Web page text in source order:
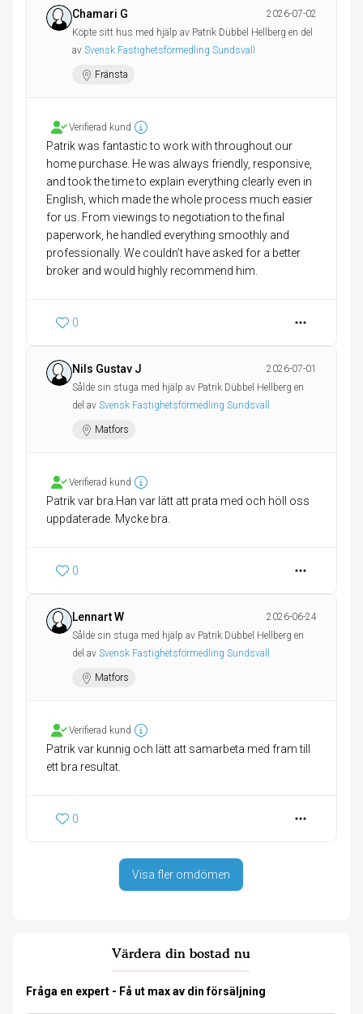
Chamari G
2026-07-02
Köpte sitt hus med hjälp av Patrik Dübbel Hellberg en del
av Svensk Fastighetsförmedling Sundsvall
Fränsta
Verifierad kund
Patrik was fantastic to work with throughout our
home purchase. He was always friendly, responsive,
and took the time to explain everything clearly even in
English, which made the whole process much easier
for us. From viewings to negotiation to the final
paperwork, he handled everything smoothly and
professionally. We couldn’t have asked for a better
broker and would highly recommend him.
0
Nils Gustav J
2026-07-01
Sålde sin stuga med hjälp av Patrik Dübbel Hellberg en
del av Svensk Fastighetsförmedling Sundsvall
Matfors
Verifierad kund
Patrik var bra.Han var lätt att prata med och höll oss
uppdaterade. Mycke bra.
0
Lennart W
2026-06-24
Sålde sin stuga med hjälp av Patrik Dübbel Hellberg en
del av Svensk Fastighetsförmedling Sundsvall
Matfors
Verifierad kund
Patrik var kunnig och lätt att samarbeta med fram till
ett bra resultat.
0
Visa fler omdömen
Värdera din bostad nu
Fråga en expert - Få ut max av din försäljning